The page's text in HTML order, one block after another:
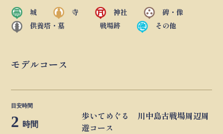
城 寺 神社
碑・像
供養塔・墓
戦場跡 その他
モデルコース
目安時間
2 時間
歩いてめぐる 川中島古戦場周辺周
遊コース